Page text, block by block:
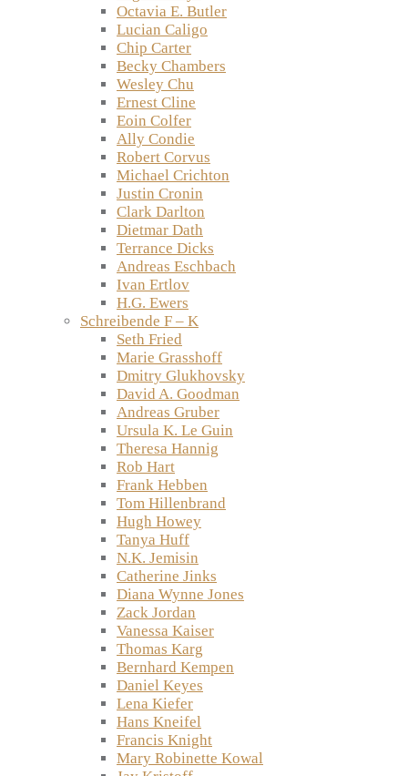
Octavia E. Butler
Lucian Caligo
Chip Carter
Becky Chambers
Wesley Chu
Ernest Cline
Eoin Colfer
Ally Condie
Robert Corvus
Michael Crichton
Justin Cronin
Clark Darlton
Dietmar Dath
Terrance Dicks
Andreas Eschbach
Ivan Ertlov
H.G. Ewers
Schreibende F – K
Seth Fried
Marie Grasshoff
Dmitry Glukhovsky
David A. Goodman
Andreas Gruber
Ursula K. Le Guin
Theresa Hannig
Rob Hart
Frank Hebben
Tom Hillenbrand
Hugh Howey
Tanya Huff
N.K. Jemisin
Catherine Jinks
Diana Wynne Jones
Zack Jordan
Vanessa Kaiser
Thomas Karg
Bernhard Kempen
Daniel Keyes
Lena Kiefer
Hans Kneifel
Francis Knight
Mary Robinette Kowal